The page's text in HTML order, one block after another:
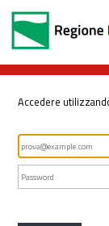
Accedere